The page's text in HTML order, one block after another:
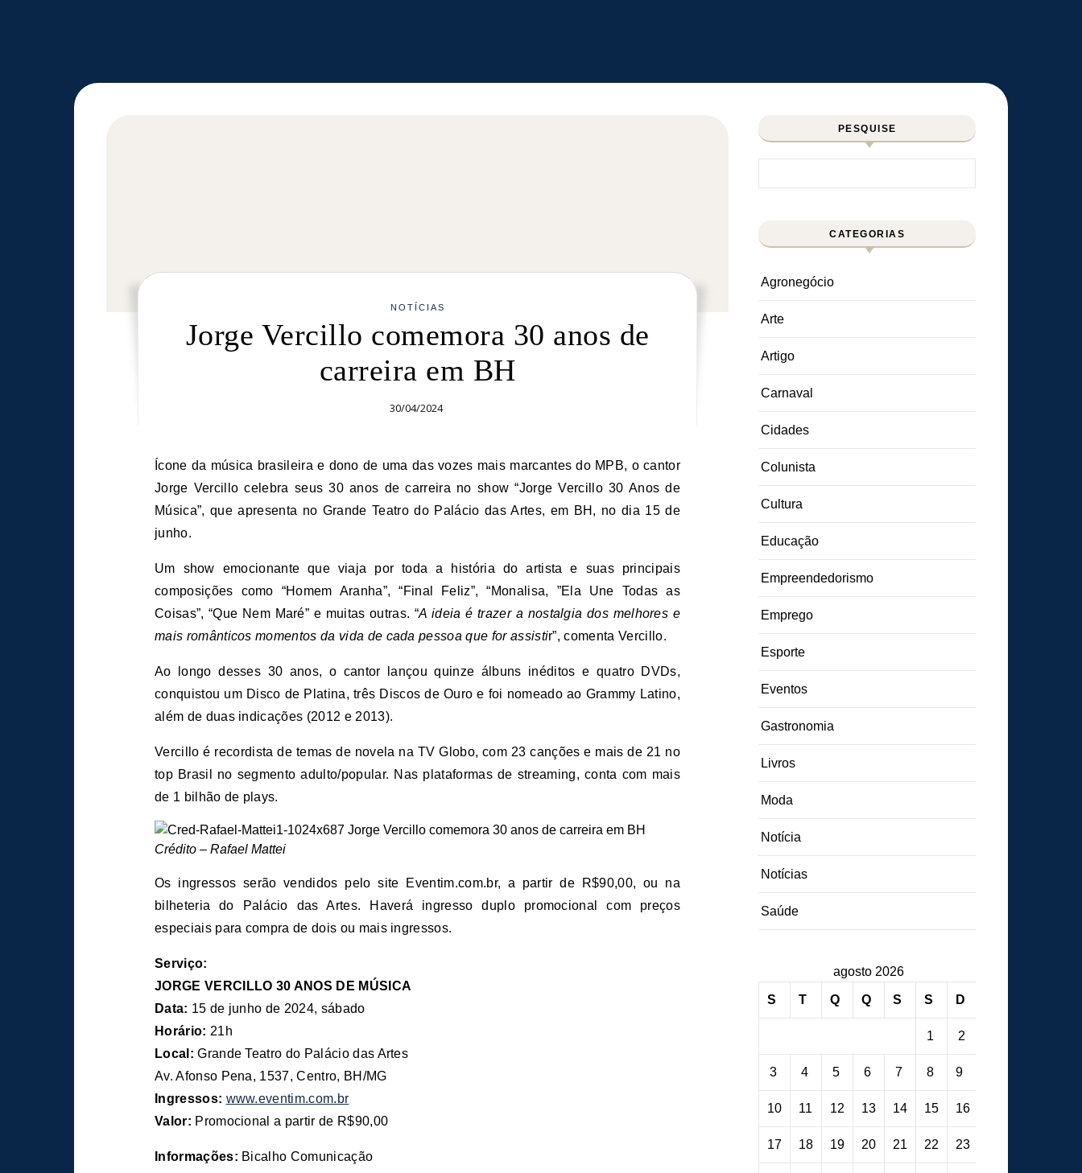
NOTÍCIAS
Jorge Vercillo comemora 30 anos de
carreira em BH
30/04/2024
Ícone da música brasileira e dono de uma das vozes mais marcantes do MPB, o cantor
Jorge Vercillo celebra seus 30 anos de carreira no show “Jorge Vercillo 30 Anos de
Música”, que apresenta no Grande Teatro do Palácio das Artes, em BH, no dia 15 de
junho.
Um show emocionante que viaja por toda a história do artista e suas principais
composições como “Homem Aranha”, “Final Feliz”, “Monalisa, ”Ela Une Todas as
Coisas”, “Que Nem Maré” e muitas outras. “A ideia é trazer a nostalgia dos melhores e
mais românticos momentos da vida de cada pessoa que for assistir”, comenta Vercillo.
Ao longo desses 30 anos, o cantor lançou quinze álbuns inéditos e quatro DVDs,
conquistou um Disco de Platina, três Discos de Ouro e foi nomeado ao Grammy Latino,
além de duas indicações (2012 e 2013).
Vercillo é recordista de temas de novela na TV Globo, com 23 canções e mais de 21 no
top Brasil no segmento adulto/popular. Nas plataformas de streaming, conta com mais
de 1 bilhão de plays.
Crédito – Rafael Mattei
Os ingressos serão vendidos pelo site Eventim.com.br, a partir de R$90,00, ou na
bilheteria do Palácio das Artes. Haverá ingresso duplo promocional com preços
especiais para compra de dois ou mais ingressos.
Serviço:
JORGE VERCILLO 30 ANOS DE MÚSICA
Data: 15 de junho de 2024, sábado
Horário: 21h
Local: Grande Teatro do Palácio das Artes
Av. Afonso Pena, 1537, Centro, BH/MG
Ingressos: www.eventim.com.br
Valor: Promocional a partir de R$90,00
Informações: Bicalho Comunicação
PESQUISE
CATEGORIAS
Agronegócio
Arte
Artigo
Carnaval
Cidades
Colunista
Cultura
Educação
Empreendedorismo
Emprego
Esporte
Eventos
Gastronomia
Livros
Moda
Notícia
Notícias
Saúde
agosto 2026
S T Q Q S S D
1 2
3 4 5 6 7 8 9
10 11 12 13 14 15 16
17 18 19 20 21 22 23